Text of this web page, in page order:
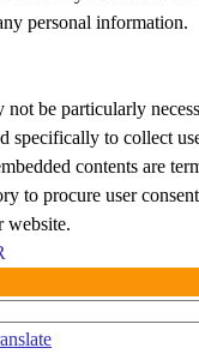
personal information.
not be particularly
specifically to collect
contents are
to procure user
website.